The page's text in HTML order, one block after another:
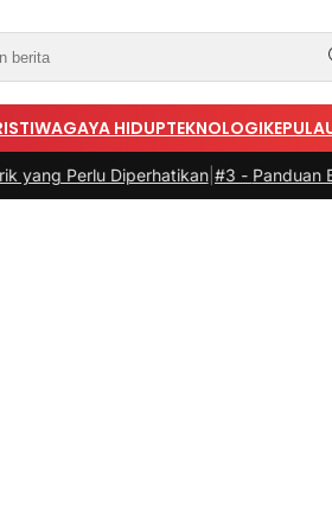
GAYA HIDUPTEKNOLOGI
|#3 -Panduan Belanja Online